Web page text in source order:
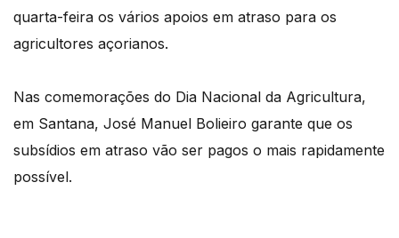
quarta-feira os vários apoios em atraso para os
agricultores açorianos.
Nas comemorações do Dia Nacional da Agricultura,
em Santana, José Manuel Bolieiro garante que os
subsídios em atraso vão ser pagos o mais rapidamente
possível.